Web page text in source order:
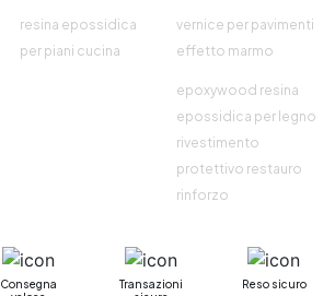
resina epossidica
per piani cucina
vernice per pavimenti
effetto marmo
epoxywood resina
epossidica per legno
rivestimento
protettivo restauro
rinforzo
Consegna
Transazioni
Reso sicuro